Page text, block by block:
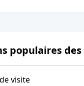
populaires des
visite